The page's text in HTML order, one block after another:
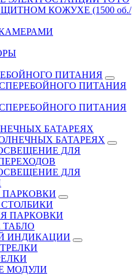
КОЖУХЕ (1500 об./
ПИТАНИЯ
ПИТАНИЯ
ПИТАНИЯ
БАТАРЕЯХ
БАТАРЕЯХ
ДЛЯ
ДЛЯ
ПАРКОВКИ
ПАРКОВКИ
ИНДИКАЦИИ
МОДУЛИ